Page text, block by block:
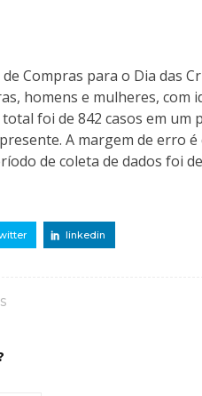
Compras para o Dia das
homens e mulheres, com
foi de 842 casos em
A margem de erro
de coleta de dados foi
linkedin